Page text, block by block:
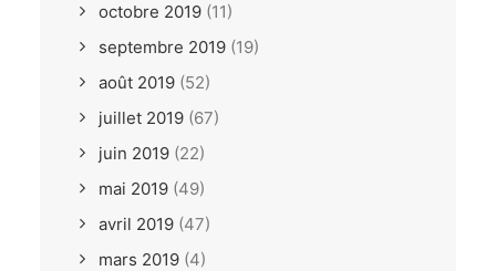
octobre 2019 (11)
septembre 2019 (19)
août 2019 (52)
juillet 2019 (67)
juin 2019 (22)
mai 2019 (49)
avril 2019 (47)
mars 2019 (4)